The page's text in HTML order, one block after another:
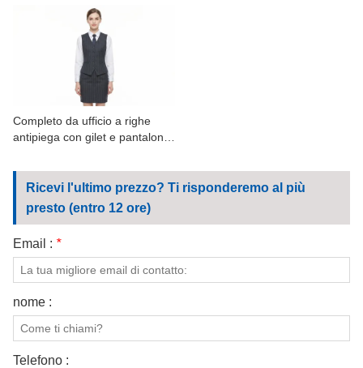
Completo da ufficio a righe
antipiega con gilet e pantaloni
Ricevi l'ultimo prezzo? Ti risponderemo al più
presto (entro 12 ore)
Email : *
nome :
Telefono :